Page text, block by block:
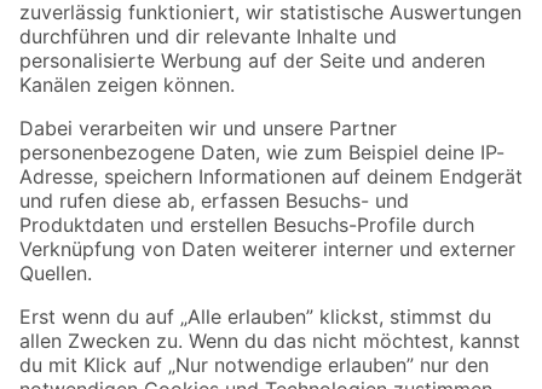
Zur Newsletter Anmeldung
Folge uns
Zahlungsarten Versandarten
Sicher einkaufen
Jetzt die toom-App herunterladen